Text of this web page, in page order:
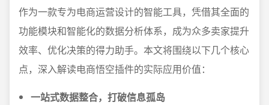
作为一款专为电商运营设计的智能工具，凭借其全面的
功能模块和智能化的数据分析体系，成为众多卖家提升
效率、优化决策的得力助手。本文将围绕以下几个核心
点，深入解读电商悟空插件的实际应用价值：
一站式数据整合，打破信息孤岛